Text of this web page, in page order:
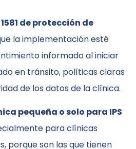
de protección de
la implementación esté
informado al iniciar
en tránsito, políticas claras
de los datos de la clínica.
pequeña o solo para IPS
para clínicas
porque son las que tienen